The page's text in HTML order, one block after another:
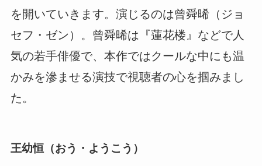
を開いていきます。演じるのは曾舜晞（ジョ
セフ・ゼン）。曾舜晞は『蓮花楼』などで人
気の若手俳優で、本作ではクールな中にも温
かみを滲ませる演技で視聴者の心を掴みまし
た。
王幼恒（おう・ようこう）